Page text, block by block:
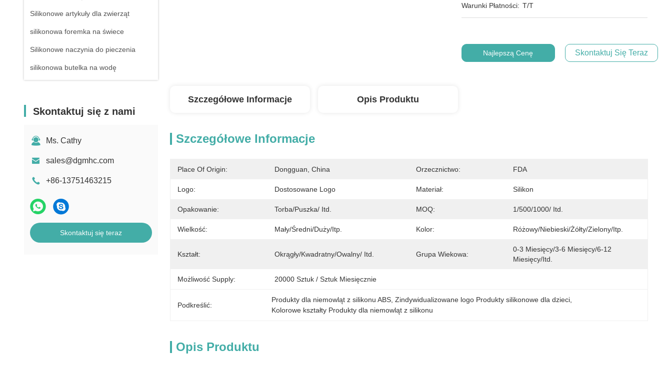
Silikonowe artykuły dla zwierząt
silikonowa foremka na świece
Silikonowe naczynia do pieczenia
silikonowa butelka na wodę
Skontaktuj się z nami
Ms. Cathy
sales@dgmhc.com
+86-13751463215
Skontaktuj się teraz
Warunki Płatności: T/T
Najlepszą Cenę Skontaktuj Się Teraz
Szczegółowe Informacje Opis Produktu
Szczegółowe Informacje
Place Of Origin: Dongguan, China Orzecznictwo: FDA
Logo: Dostosowane Logo Materiał: Silikon
Opakowanie: Torba/Puszka/ Itd. MOQ: 1/500/1000/ Itd.
Wielkość: Mały/średni/duży/itp. Kolor: Różowy/niebieski/żółty/zielony/itp.
Kształt: Okrągły/Kwadratny/Owalny/ Itd. Grupa Wiekowa:
0-3 Miesięcy/3-6 Miesięcy/6-12
Miesięcy/itd.
Możliwość Supply: 20000 Sztuk / Sztuk Miesięcznie
Podkreślić:
Produkty dla niemowląt z silikonu ABS , Zindywidualizowane logo Produkty silikonowe dla dzieci
Kolorowe kształty Produkty dla niemowląt z silikonu
Opis Produktu